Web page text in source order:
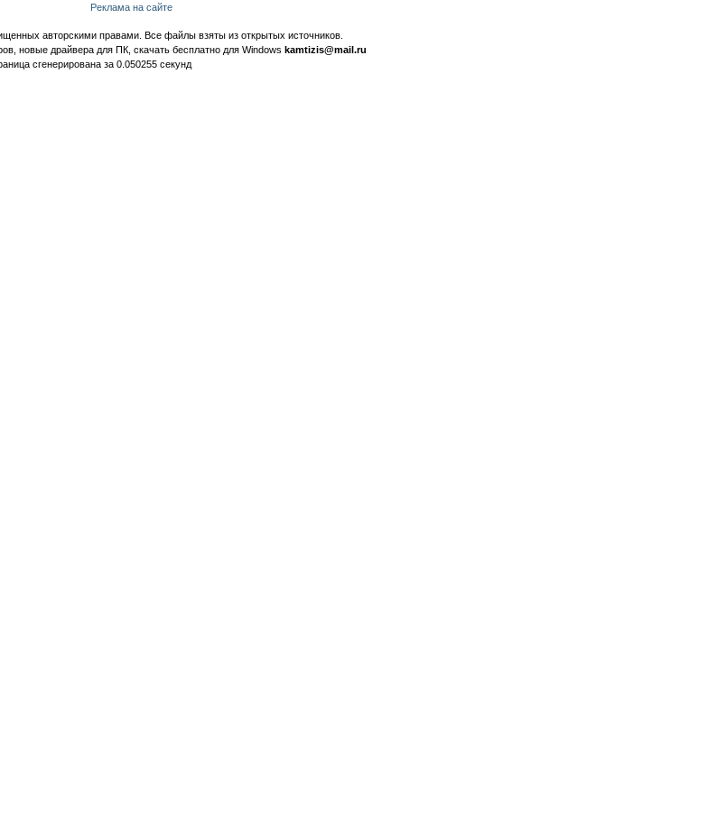
Реклама на сайте
авторскими правами. Все файлы взяты из открытых источников.
новые драйвера для ПК, скачать бесплатно для Windows kamtizis@mail.ru
сгенерирована за 0.050255 секунд